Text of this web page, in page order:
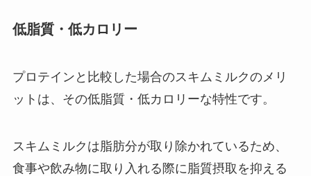
低脂質・低カロリー
プロテインと比較した場合のスキムミルクのメリ
ットは、その低脂質・低カロリーな特性です。
スキムミルクは脂肪分が取り除かれているため、
食事や飲み物に取り入れる際に脂質摂取を抑える